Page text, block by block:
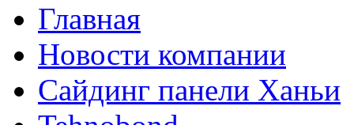
Главная
Новости компании
Сайдинг панели Ханьи